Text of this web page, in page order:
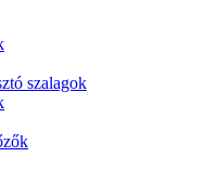
szalagok